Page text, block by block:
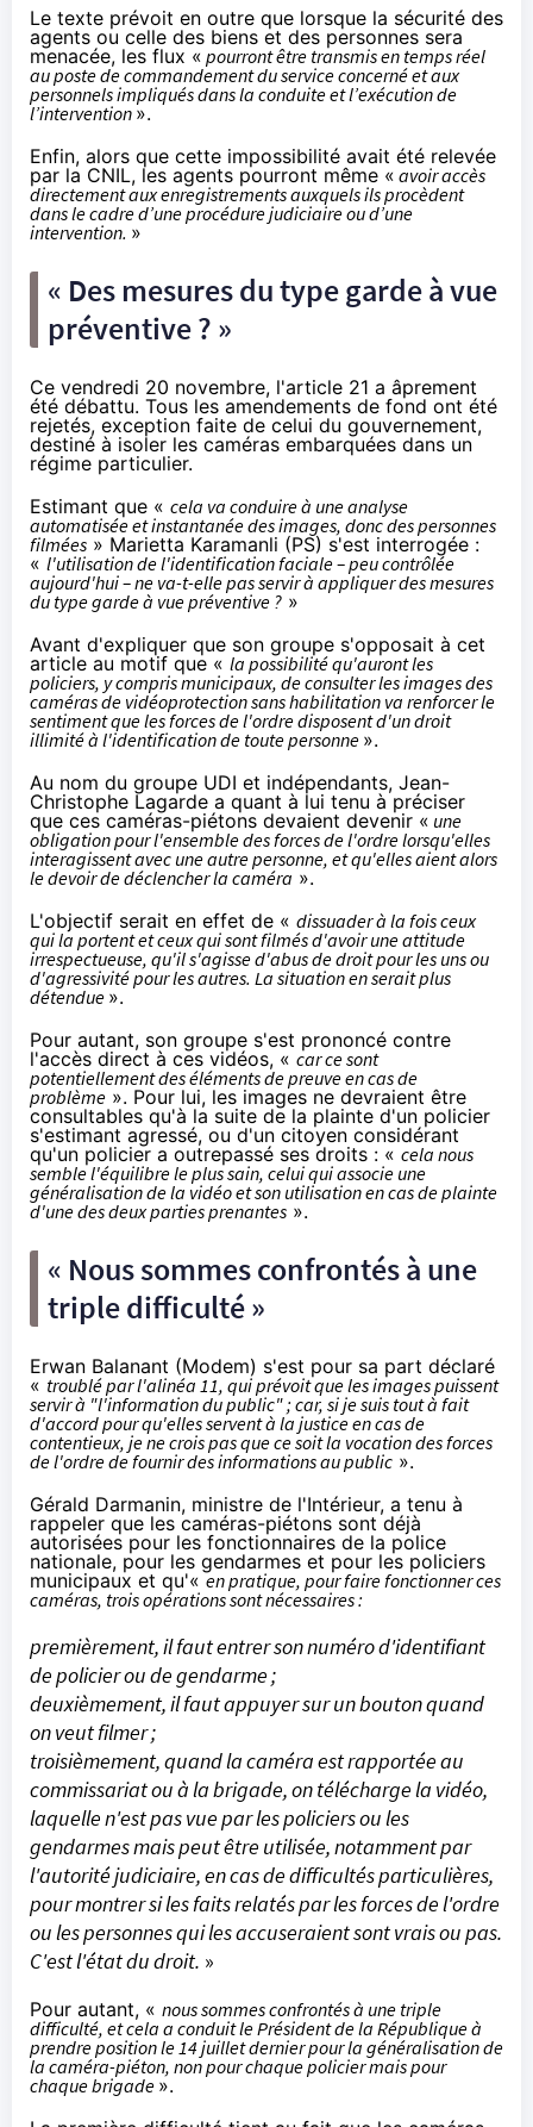
Le texte prévoit en outre que lorsque la sécurité des
agents ou celle des biens et des personnes sera
menacée, les flux « pourront être transmis en temps réel
au poste de commandement du service concerné et aux
personnels impliqués dans la conduite et l’exécution de
l’intervention ».
Enfin, alors que cette impossibilité avait été relevée
par la CNIL, les agents pourront même « avoir accès
directement aux enregistrements auxquels ils procèdent
dans le cadre d’une procédure judiciaire ou d’une
intervention. »
« Des mesures du type garde à vue
préventive ? »
Ce vendredi 20 novembre, l'article 21 a âprement
été débattu. Tous les amendements de fond ont été
rejetés, exception faite de celui du gouvernement,
destiné à isoler les caméras embarquées dans un
régime particulier.
Estimant que « cela va conduire à une analyse
automatisée et instantanée des images, donc des personnes
filmées » Marietta Karamanli (PS) s'est interrogée :
« l'utilisation de l'identification faciale – peu contrôlée
aujourd'hui – ne va-t-elle pas servir à appliquer des mesures
du type garde à vue préventive ? »
Avant d'expliquer que son groupe s'opposait à cet
article au motif que « la possibilité qu'auront les
policiers, y compris municipaux, de consulter les images des
caméras de vidéoprotection sans habilitation va renforcer le
sentiment que les forces de l'ordre disposent d'un droit
illimité à l'identification de toute personne ».
Au nom du groupe UDI et indépendants, Jean-
Christophe Lagarde a quant à lui tenu à préciser
que ces caméras-piétons devaient devenir « une
obligation pour l'ensemble des forces de l'ordre lorsqu'elles
interagissent avec une autre personne, et qu'elles aient alors
le devoir de déclencher la caméra ».
L'objectif serait en effet de « dissuader à la fois ceux
qui la portent et ceux qui sont filmés d'avoir une attitude
irrespectueuse, qu'il s'agisse d'abus de droit pour les uns ou
d'agressivité pour les autres. La situation en serait plus
détendue ».
Pour autant, son groupe s'est prononcé contre
l'accès direct à ces vidéos, « car ce sont
potentiellement des éléments de preuve en cas de
problème ». Pour lui, les images ne devraient être
consultables qu'à la suite de la plainte d'un policier
s'estimant agressé, ou d'un citoyen considérant
qu'un policier a outrepassé ses droits : « cela nous
semble l'équilibre le plus sain, celui qui associe une
généralisation de la vidéo et son utilisation en cas de plainte
d'une des deux parties prenantes ».
« Nous sommes confrontés à une
triple difficulté »
Erwan Balanant (Modem) s'est pour sa part déclaré
« troublé par l'alinéa 11, qui prévoit que les images puissent
servir à "l'information du public" ; car, si je suis tout à fait
d'accord pour qu'elles servent à la justice en cas de
contentieux, je ne crois pas que ce soit la vocation des forces
de l'ordre de fournir des informations au public ».
Gérald Darmanin, ministre de l'Intérieur, a tenu à
rappeler que les caméras-piétons sont déjà
autorisées pour les fonctionnaires de la police
nationale, pour les gendarmes et pour les policiers
municipaux et qu'«en pratique, pour faire fonctionner ces
caméras, trois opérations sont nécessaires :
premièrement, il faut entrer son numéro d'identifiant
de policier ou de gendarme ;
deuxièmement, il faut appuyer sur un bouton quand
on veut filmer ;
troisièmement, quand la caméra est rapportée au
commissariat ou à la brigade, on télécharge la vidéo,
laquelle n'est pas vue par les policiers ou les
gendarmes mais peut être utilisée, notamment par
l'autorité judiciaire, en cas de difficultés particulières,
pour montrer si les faits relatés par les forces de l'ordre
ou les personnes qui les accuseraient sont vrais ou pas.
C'est l'état du droit. »
Pour autant, « nous sommes confrontés à une triple
difficulté, et cela a conduit le Président de la République à
prendre position le 14 juillet dernier pour la généralisation de
la caméra-piéton, non pour chaque policier mais pour
chaque brigade ».